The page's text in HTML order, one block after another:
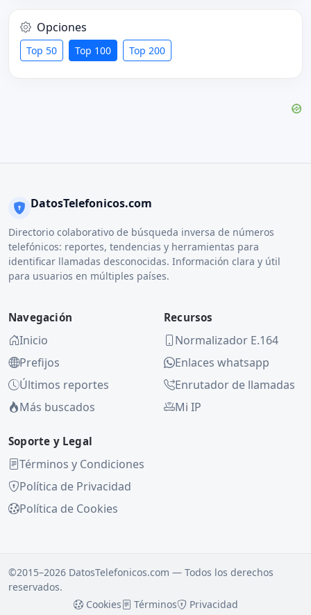
Opciones
Top 50 Top 100 Top 200
DatosTelefonicos.com
Directorio colaborativo de búsqueda inversa de números
telefónicos: reportes, tendencias y herramientas para
identificar llamadas desconocidas. Información clara y útil
para usuarios en múltiples países.
Navegación
Inicio
Prefijos
Últimos reportes
Más buscados
Recursos
Normalizador E.164
Enlaces whatsapp
Enrutador de llamadas
Mi IP
Soporte y Legal
Términos y Condiciones
Política de Privacidad
Política de Cookies
©2015–2026 DatosTelefonicos.com — Todos los derechos
reservados.
Cookies
Términos Privacidad